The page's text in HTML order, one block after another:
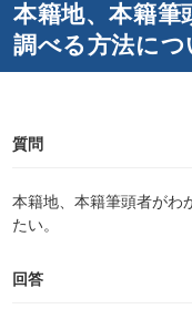
本籍地、本籍筆
調べる方法につ
質問
本籍地、本籍筆頭者がわ
たい。
回答